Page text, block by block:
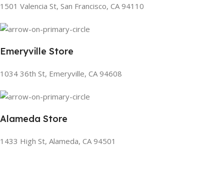
1501 Valencia St, San Francisco, CA 94110
Emeryville Store
1034 36th St, Emeryville, CA 94608
Alameda Store
1433 High St, Alameda, CA 94501